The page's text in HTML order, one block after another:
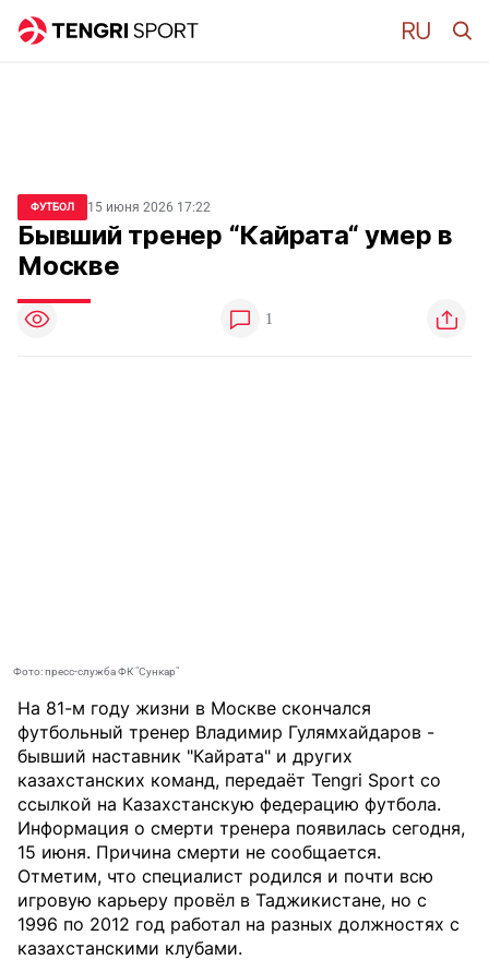
ФУТБОЛ 15 июня 2026 17:22
Бывший тренер “Кайрата“ умер в
Москве
1
Фото: пресс-служба ФК "Сункар"
На 81-м году жизни в Москве скончался
футбольный тренер Владимир Гулямхайдаров -
бывший наставник "Кайрата" и других
казахстанских команд, передаёт Tengri Sport со
ссылкой на Казахстанскую федерацию футбола.
Информация о смерти тренера появилась сегодня,
15 июня. Причина смерти не сообщается.
Отметим, что специалист родился и почти всю
игровую карьеру провёл в Таджикистане, но с
1996 по 2012 год работал на разных должностях с
казахстанскими клубами.